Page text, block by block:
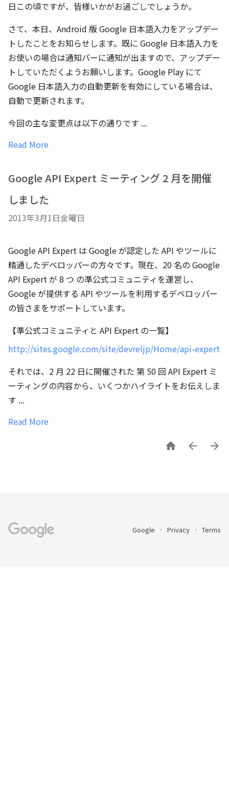
日この頃ですが、皆様いかがお過ごしでしょうか。
さて、本日、Android 版 Google 日本語入力をアップデー
トしたことをお知らせします。既に Google 日本語入力を
お使いの場合は通知バーに通知が出ますので、アップデー
トしていただくようお願いします。Google Play にて
Google 日本語入力の自動更新を有効にしている場合は、
自動で更新されます。
今回の主な変更点は以下の通りです ...
Read More
Google API Expert ミーティング 2 月を開催
しました
2013年3月1日金曜日
Google API Expert は Google が認定した API やツールに
精通したデベロッパーの方々です。現在、20 名の Google
API Expert が 8 つ の準公式コミュニティを運営し、
Google が提供する API やツールを利用するデベロッパー
の皆さまをサポートしています。
【準公式コミュニティと API Expert の一覧】
http://sites.google.com/site/devreljp/Home/api-expert
それでは、2 月 22 日に開催された 第 50 回 API Expert ミ
ーティングの内容から、いくつかハイライトをお伝えしま
す ...
Read More

 
Google Privacy Terms